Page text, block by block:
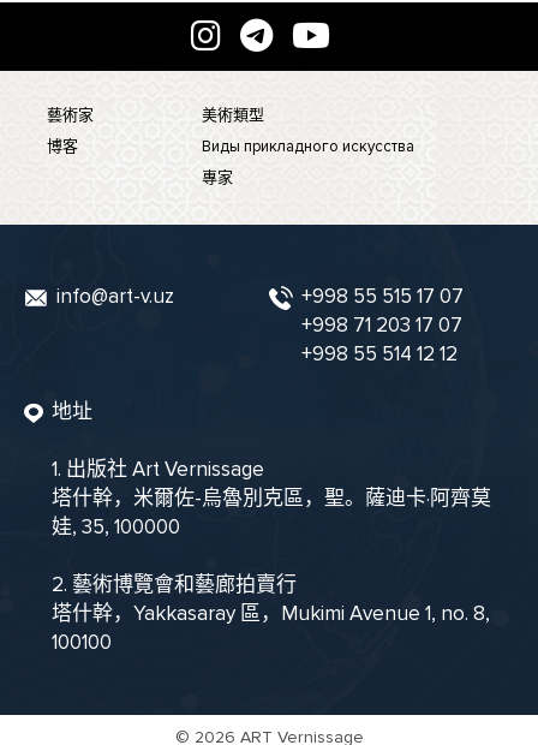
藝術家
博客
美術類型
Виды прикладного искусства
專家
info@art-v.uz
+998 55 515 17 07
+998 71 203 17 07
+998 55 514 12 12
地址
1. 出版社 Art Vernissage
塔什幹，米爾佐-烏魯別克區，聖。薩迪卡·阿齊莫
娃, 35, 100000
2. 藝術博覽會和藝廊拍賣行
塔什幹，Yakkasaray 區，Mukimi Avenue 1, no. 8,
100100
© 2026 ART Vernissage